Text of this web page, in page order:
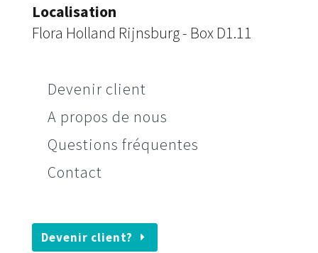
Localisation
Flora Holland Rijnsburg - Box D1.11
Devenir client
A propos de nous
Questions fréquentes
Contact
Devenir client?